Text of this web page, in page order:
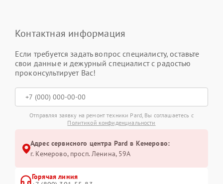
Контактная информация
Если требуется задать вопрос специалисту, оставьте
свои данные и дежурный специалист с радостью
проконсультирует Вас!
Отправляя заявку на ремонт техники Pard, Вы соглашаетесь с
Политикой конфиденциальности
Адрес сервисного центра Pard в Кемерово:
г. Кемерово, просп. Ленина, 59А
Горячая линия